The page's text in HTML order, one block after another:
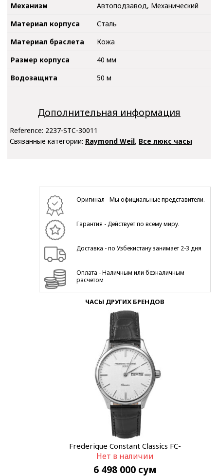
Механизм
Автоподзавод, Механический
Материал корпуса
Сталь
Материал браслета
Кожа
Размер корпуса
40 мм
Водозащита
50 м
Дополнительная информация
Reference: 2237-STC-30011
Связанные категории: Raymond Weil, Все люкс часы
Оригинал - Мы официальные представители.
Гарантия - Действует по всему миру.
Доставка - по Узбекистану занимает 2-3 дня
Оплата - Наличным или безналичным
расчетом
ЧАСЫ ДРУГИХ БРЕНДОВ
Frederique Constant Classics FC-
225ST5B6
Нет в наличии
6 498 000 сум